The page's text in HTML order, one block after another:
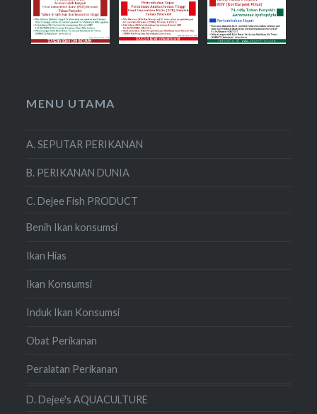
MENU UTAMA
A. SEPUTAR PERIKANAN
B. PERIKANAN DUNIA
C. Dejee Fish PRODUCT
Benih Ikan konsumsi
Ikan Hias
Ikan Konsumsi
Induk Ikan Konsumsi
Obat Perikanan
Peralatan Perikanan
D. Dejee's AQUACULTURE